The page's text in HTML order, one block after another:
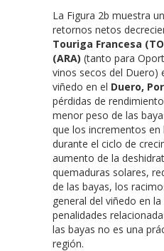
La Figura 2b muestra
retornos netos
Touriga Francesa
(ARA) (tanto para
vinos secos del Duero)
viñedo en el Duero,
pérdidas de
menor peso de las
que los incrementos
durante el ciclo de
aumento de la
quemaduras solares,
de las bayas, los
general del viñedo en
penalidades
las bayas no es una
región.